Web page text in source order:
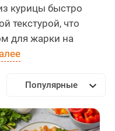
курицы быстро
текстурой, что
для жарки на
Популярные